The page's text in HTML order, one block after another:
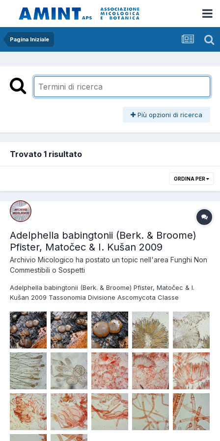
Pagina Iniziale
Più opzioni di ricerca
Trovato 1 risultato
ORDINA PER
Adelphella babingtonii (Berk. & Broome)
Pfister, Matočec & I. Kušan 2009
Archivio Micologico ha postato un topic nell'area Funghi Non
Commestibili o Sospetti
Adelphella babingtonii (Berk. & Broome) Pfister, Matočec & I.
Kušan 2009 Tassonomia Divisione Ascomycota Classe
Pachyella babingtonii (Berk. & Broome) Boud. 1907 Pachyella
depressa (Rehm) Boud. 1907 Note tassonom...